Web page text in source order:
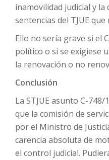
inamovilidad judicial y
sentencias del TJUE
Ello no sería grave si el
político o si se exigiese
la renovación o no
Conclusión
La STJUE asunto C-
que la comisión de
por el Ministro de
carencia absoluta de
el control judicial.